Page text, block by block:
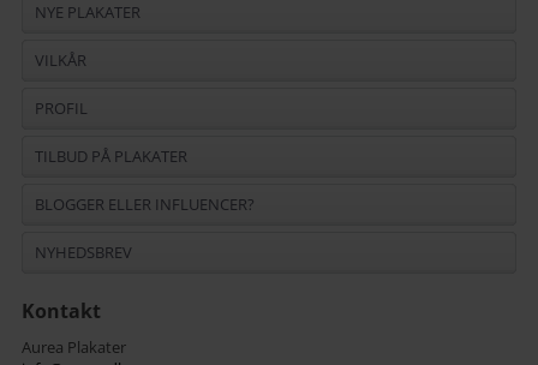
NYE PLAKATER
VILKÅR
PROFIL
TILBUD PÅ PLAKATER
BLOGGER ELLER INFLUENCER?
NYHEDSBREV
Kontakt
Aurea Plakater